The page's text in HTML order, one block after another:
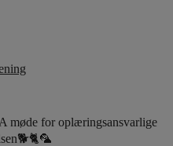
møde for oplæringsansvarlige